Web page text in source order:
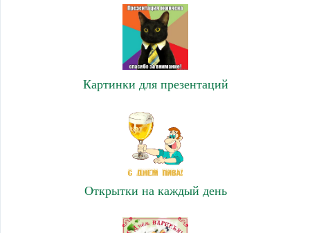
Картинки для презентаций
Открытки на каждый день